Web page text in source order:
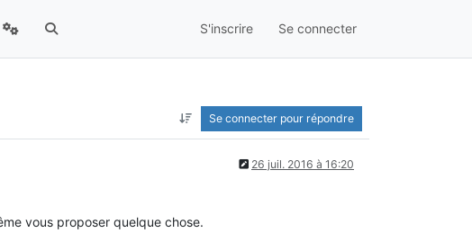
S'inscrire Se connecter
Se connecter pour répondre
26 juil. 2016 à 16:20
vous proposer quelque chose.